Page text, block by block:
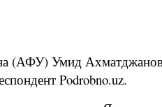
(АФУ) Умид Ахматджанов
Podrobno.uz.